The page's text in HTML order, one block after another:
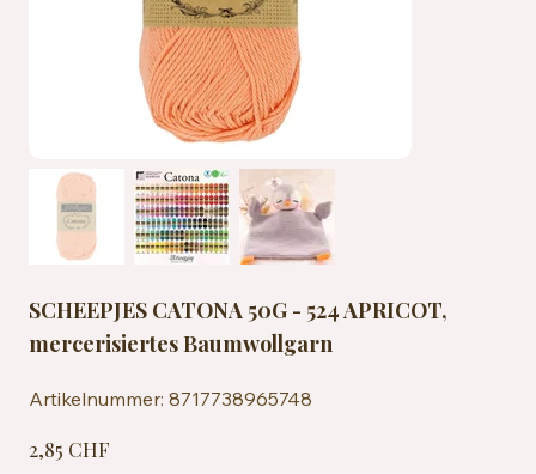
SCHEEPJES CATONA 50G - 524 APRICOT,
mercerisiertes Baumwollgarn
Artikelnummer: 8717738965748
8717738965748
2,85 CHF